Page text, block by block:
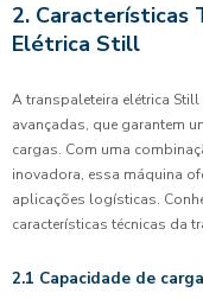
2. Características
Elétrica Still
A transpaleteira elétrica
avançadas, que garantem
cargas. Com uma
inovadora, essa máquina
aplicações logísticas.
características técnicas da
2.1 Capacidade de carga